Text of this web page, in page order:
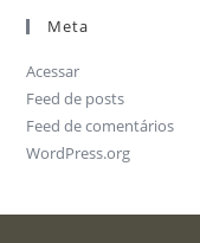
Meta
Acessar
Feed de posts
Feed de comentários
WordPress.org